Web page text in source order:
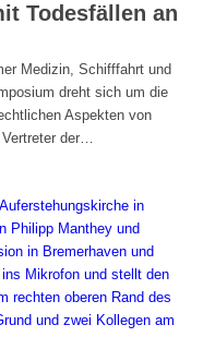
Todesfällen an
Medizin, Schifffahrt und
dreht sich um die
Aspekten von
Vertreter der…